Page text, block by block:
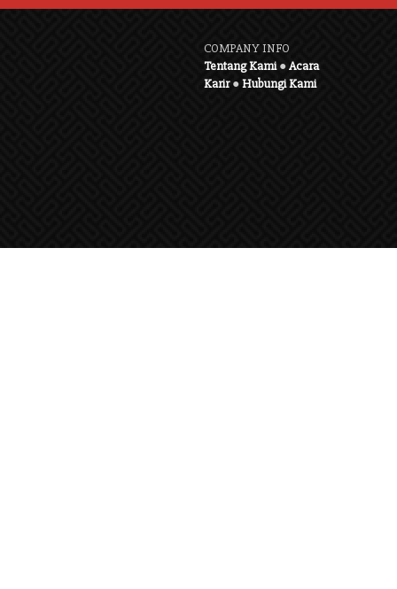
COMPANY INFO
Tentang Kami●Acara
Karir●Hubungi Kami